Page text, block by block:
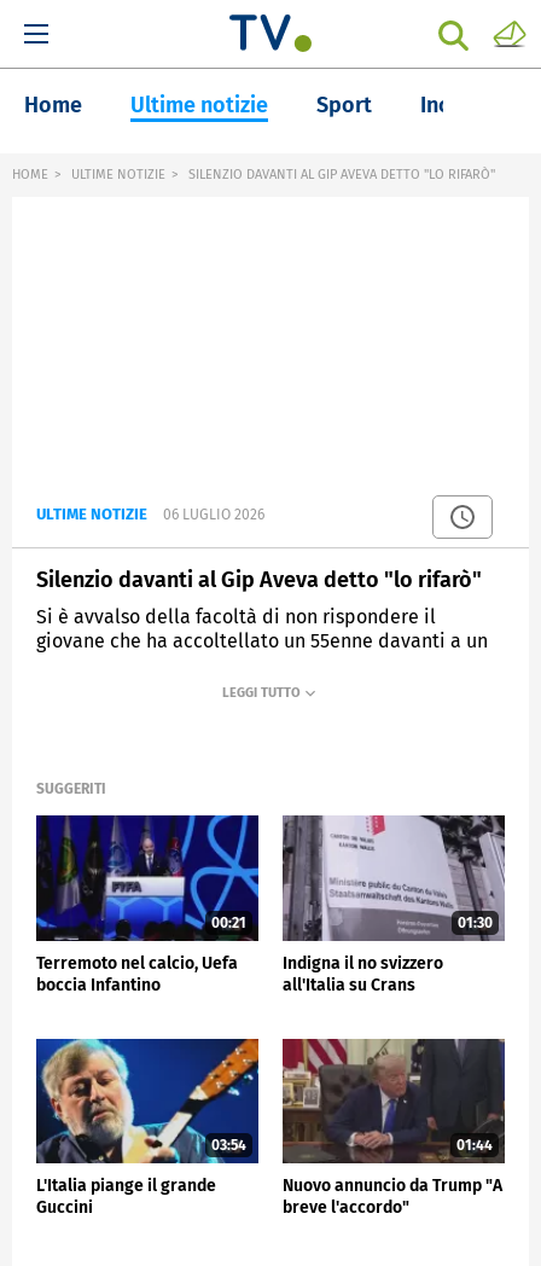
Home Ultime notizie Sport Inchieste
HOME ULTIME NOTIZIE SILENZIO DAVANTI AL GIP AVEVA DETTO "LO RIFARÒ"
ULTIME NOTIZIE 06 LUGLIO 2026
Silenzio davanti al Gip Aveva detto "lo rifarò"
Si è avvalso della facoltà di non rispondere il
giovane che ha accoltellato un 55enne davanti a un
SUGGERITI
00:21
Terremoto nel calcio, Uefa
boccia Infantino
01:30
Indigna il no svizzero
all'Italia su Crans
03:54
L'Italia piange il grande
Guccini
01:44
Nuovo annuncio da Trump "A
breve l'accordo"